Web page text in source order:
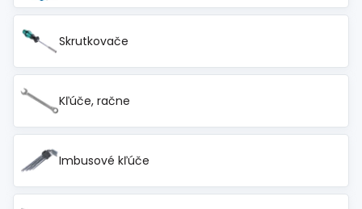
Dom, dielňa,záhrada
Hutnícky
Spojovací
Skrutkovače
Kľúče, račne
Imbusové kľúče